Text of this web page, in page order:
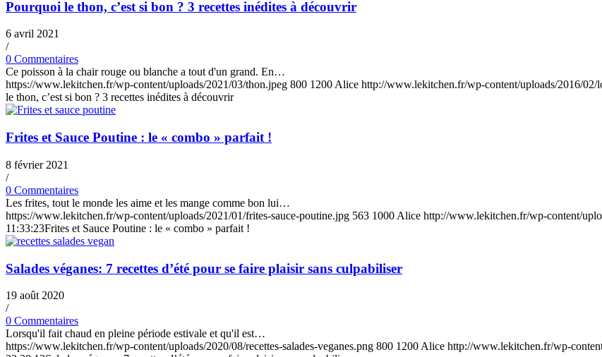
Pourquoi le thon, c’est si bon ? 3 recettes inédites à découvrir
6 avril 2021
/
0 Commentaires
Ce poisson à la chair rouge ou blanche a tout d'un grand. En…
https://www.lekitchen.fr/wp-content/uploads/2021/03/thon.jpeg 800 1200 Alice http://www.lekitchen.fr/wp-content/uploads/2016/02/
le thon, c’est si bon ? 3 recettes inédites à découvrir
Frites et Sauce Poutine : le « combo » parfait !
8 février 2021
/
0 Commentaires
Les frites, tout le monde les aime et les mange comme bon lui…
https://www.lekitchen.fr/wp-content/uploads/2021/01/frites-sauce-poutine.jpg 563 1000 Alice http://www.lekitchen.fr/wp-content/
11:33:23Frites et Sauce Poutine : le « combo » parfait !
Salades véganes: 7 recettes d’été pour se faire plaisir sans culpabiliser
19 août 2020
/
0 Commentaires
Lorsqu'il fait chaud en pleine période estivale et qu'il est…
https://www.lekitchen.fr/wp-content/uploads/2020/08/recettes-salades-veganes.png 800 1200 Alice http://www.lekitchen.fr/wp-